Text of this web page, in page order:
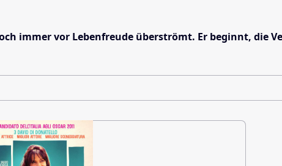
immer vor Lebenfreude überströmt. Er beginnt, die